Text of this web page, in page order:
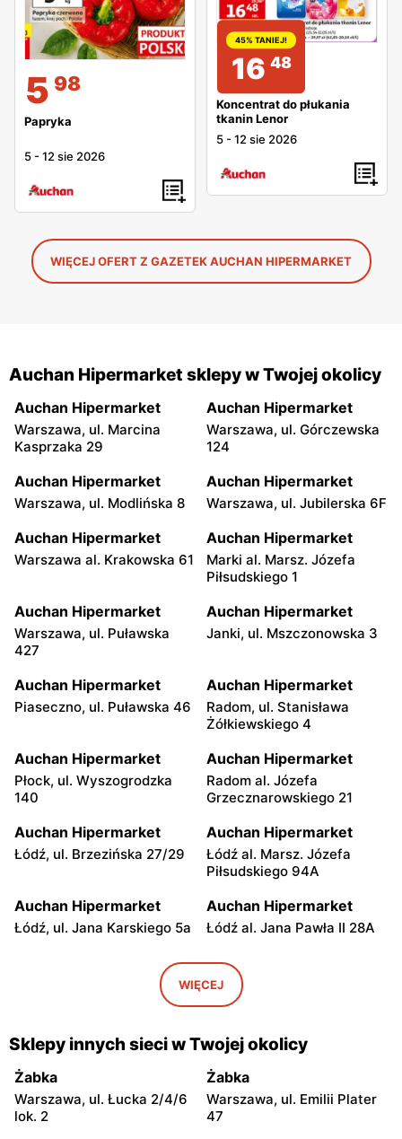
5 98
Papryka
5 -12 sie 2026
45% TANIEJ!
16 48
Koncentrat do płukania
tkanin Lenor
5 -12 sie 2026
WIĘCEJ OFERT Z GAZETEK AUCHAN HIPERMARKET
Auchan Hipermarket sklepy w Twojej okolicy
Auchan Hipermarket
Warszawa, ul. Marcina
Kasprzaka 29
Auchan Hipermarket
Warszawa, ul. Górczewska
124
Auchan Hipermarket
Warszawa, ul. Modlińska 8
Auchan Hipermarket
Warszawa, ul. Jubilerska 6F
Auchan Hipermarket
Warszawa al. Krakowska 61
Auchan Hipermarket
Marki al. Marsz. Józefa
Piłsudskiego 1
Auchan Hipermarket
Warszawa, ul. Puławska
427
Auchan Hipermarket
Janki, ul. Mszczonowska 3
Auchan Hipermarket
Piaseczno, ul. Puławska 46
Auchan Hipermarket
Radom, ul. Stanisława
Żółkiewskiego 4
Auchan Hipermarket
Płock, ul. Wyszogrodzka
140
Auchan Hipermarket
Radom al. Józefa
Grzecznarowskiego 21
Auchan Hipermarket
Łódź, ul. Brzezińska 27/29
Auchan Hipermarket
Łódź al. Marsz. Józefa
Piłsudskiego 94A
Auchan Hipermarket
Łódź, ul. Jana Karskiego 5a
Auchan Hipermarket
Łódź al. Jana Pawła II 28A
Piotrków Trybunalski al.
Auchan Hipermarket
Włocławek, ul. Cmentarna
10
Auchan Hipermarket
Kielce, ul. Radomska 8
Auchan Hipermarket
Lublin, ul. Witolda Chodźki
14
Auchan Hipermarket Auchan Hipermarket
WIĘCEJ
Sklepy innych sieci w Twojej okolicy
Żabka
Warszawa, ul. Łucka 2/4/6
lok. 2
Żabka
Warszawa, ul. Emilii Plater
47